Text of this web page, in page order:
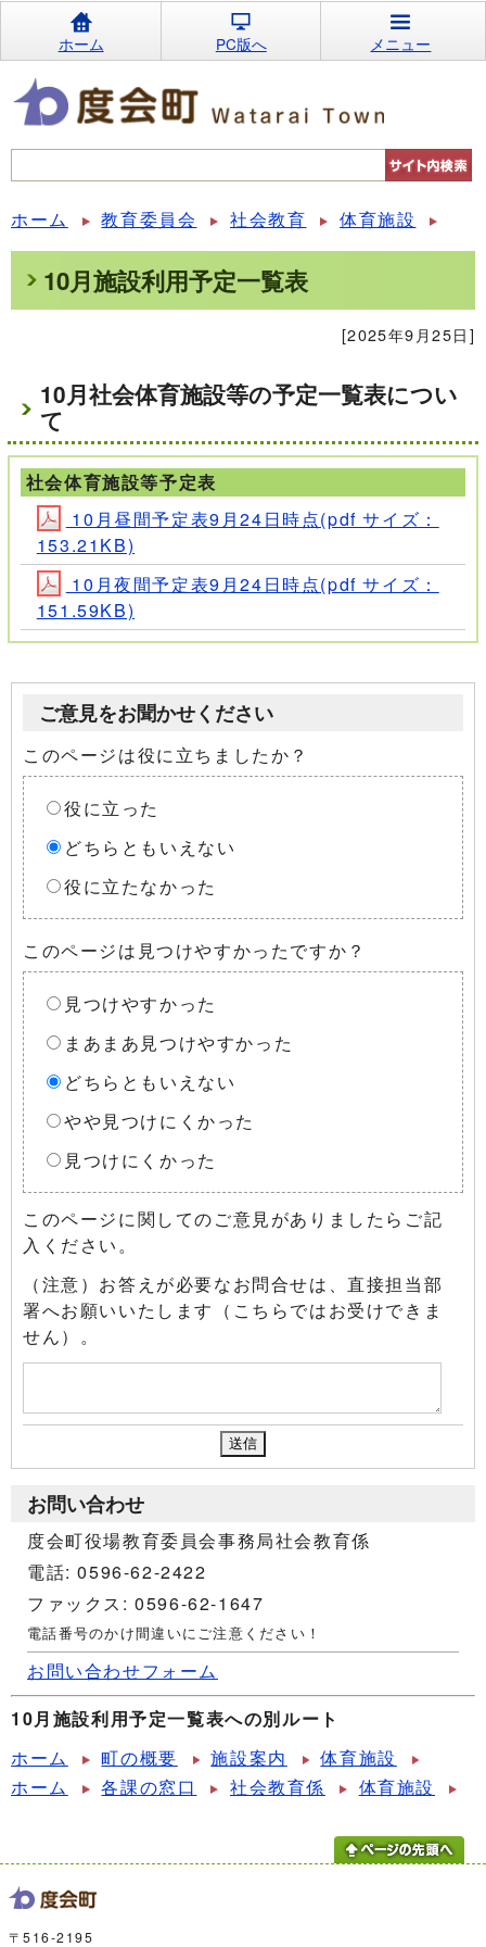
ホーム PC版へ メニュー
ホーム 教育委員会 社会教育 体育施設
10月施設利用予定一覧表
[2025年9月25日]
10月社会体育施設等の予定一覧表につい
て
社会体育施設等予定表
10月昼間予定表9月24日時点(pdf サイズ：
153.21KB)
10月夜間予定表9月24日時点(pdf サイズ：
151.59KB)
ご意見をお聞かせください
このページは役に立ちましたか？
役に立った
どちらともいえない
役に立たなかった
このページは見つけやすかったですか？
見つけやすかった
まあまあ見つけやすかった
どちらともいえない
やや見つけにくかった
見つけにくかった
このページに関してのご意見がありましたらご記
入ください。
（注意）お答えが必要なお問合せは、直接担当部
署へお願いいたします（こちらではお受けできま
せん）。
お問い合わせ
度会町役場教育委員会事務局社会教育係
電話: 0596-62-2422
ファックス: 0596-62-1647
電話番号のかけ間違いにご注意ください！
お問い合わせフォーム
10月施設利用予定一覧表への別ルート
ホーム
町の概要 施設案内
体育施設
ホーム
各課の窓口 社会教育係 体育施設
〒516-2195